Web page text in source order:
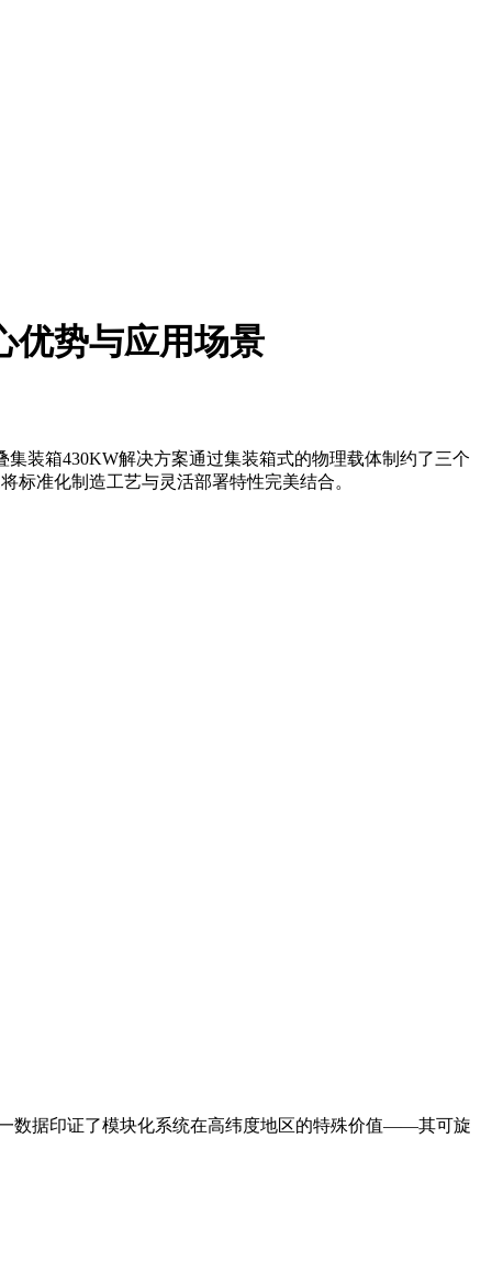
优势与应用场景
装箱430KW解决方案通过集装箱式的物理载体制约了三个
标准化制造工艺与灵活部署特性完美结合。
数据印证了模块化系统在高纬度地区的特殊价值——其可旋